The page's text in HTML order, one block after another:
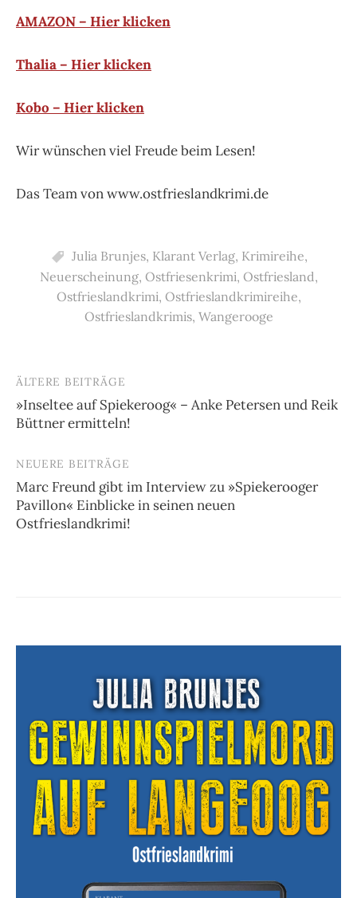
AMAZON – Hier klicken
Thalia – Hier klicken
Kobo – Hier klicken
Wir wünschen viel Freude beim Lesen!
Das Team von www.ostfrieslandkrimi.de
Julia Brunjes, Klarant Verlag, Krimireihe,
Neuerscheinung, Ostfriesenkrimi, Ostfriesland,
Ostfrieslandkrimi, Ostfrieslandkrimireihe,
Ostfrieslandkrimis, Wangerooge
Beitragsnavigation
ÄLTERE BEITRÄGE
»Inseltee auf Spiekeroog« – Anke Petersen und Reik
Büttner ermitteln!
NEUERE BEITRÄGE
Marc Freund gibt im Interview zu »Spiekerooger
Pavillon« Einblicke in seinen neuen
Ostfrieslandkrimi!